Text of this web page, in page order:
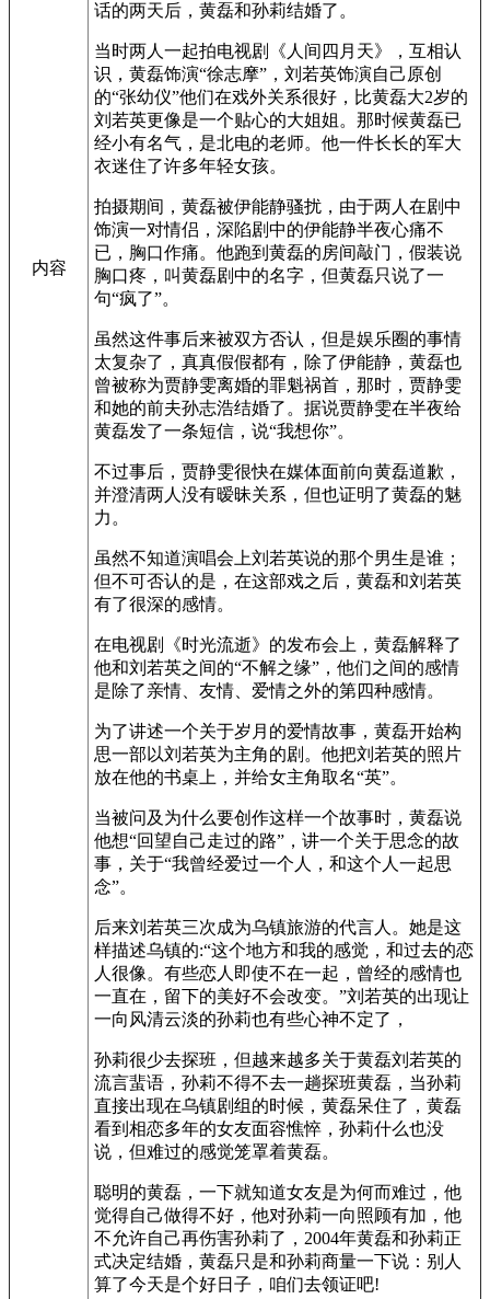
内容
话的两天后，黄磊和孙莉结婚了。
当时两人一起拍电视剧《人间四月天》，互相认
识，黄磊饰演“徐志摩”，刘若英饰演自己原创
的“张幼仪”他们在戏外关系很好，比黄磊大2岁的
刘若英更像是一个贴心的大姐姐。那时候黄磊已
经小有名气，是北电的老师。他一件长长的军大
衣迷住了许多年轻女孩。
拍摄期间，黄磊被伊能静骚扰，由于两人在剧中
饰演一对情侣，深陷剧中的伊能静半夜心痛不
已，胸口作痛。他跑到黄磊的房间敲门，假装说
胸口疼，叫黄磊剧中的名字，但黄磊只说了一
句“疯了”。
虽然这件事后来被双方否认，但是娱乐圈的事情
太复杂了，真真假假都有，除了伊能静，黄磊也
曾被称为贾静雯离婚的罪魁祸首，那时，贾静雯
和她的前夫孙志浩结婚了。据说贾静雯在半夜给
黄磊发了一条短信，说“我想你”。
不过事后，贾静雯很快在媒体面前向黄磊道歉，
并澄清两人没有暧昧关系，但也证明了黄磊的魅
力。
虽然不知道演唱会上刘若英说的那个男生是谁；
但不可否认的是，在这部戏之后，黄磊和刘若英
有了很深的感情。
在电视剧《时光流逝》的发布会上，黄磊解释了
他和刘若英之间的“不解之缘”，他们之间的感情
是除了亲情、友情、爱情之外的第四种感情。
为了讲述一个关于岁月的爱情故事，黄磊开始构
思一部以刘若英为主角的剧。他把刘若英的照片
放在他的书桌上，并给女主角取名“英”。
当被问及为什么要创作这样一个故事时，黄磊说
他想“回望自己走过的路”，讲一个关于思念的故
事，关于“我曾经爱过一个人，和这个人一起思
念”。
后来刘若英三次成为乌镇旅游的代言人。她是这
样描述乌镇的:“这个地方和我的感觉，和过去的恋
人很像。有些恋人即使不在一起，曾经的感情也
一直在，留下的美好不会改变。”刘若英的出现让
一向风清云淡的孙莉也有些心神不定了，
孙莉很少去探班，但越来越多关于黄磊刘若英的
流言蜚语，孙莉不得不去一趟探班黄磊，当孙莉
直接出现在乌镇剧组的时候，黄磊呆住了，黄磊
看到相恋多年的女友面容憔悴，孙莉什么也没
说，但难过的感觉笼罩着黄磊。
聪明的黄磊，一下就知道女友是为何而难过，他
觉得自己做得不好，他对孙莉一向照顾有加，他
不允许自己再伤害孙莉了，2004年黄磊和孙莉正
式决定结婚，黄磊只是和孙莉商量一下说：别人
算了今天是个好日子，咱们去领证吧!